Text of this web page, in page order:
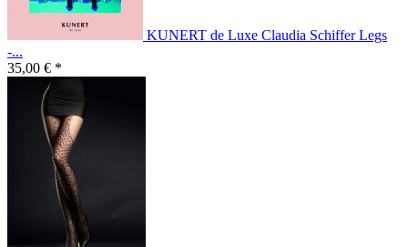
KUNERT de Luxe Claudia Schiffer Legs
-...
35,00 € *